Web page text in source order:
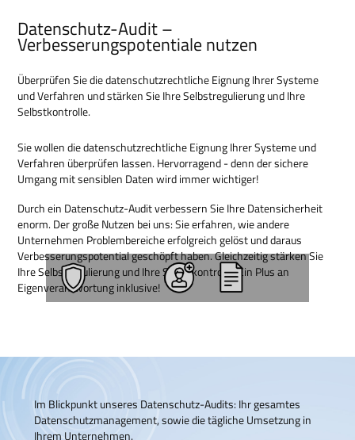
Datenschutz-Audit –
Verbesserungspotentiale nutzen
Überprüfen Sie die datenschutzrechtliche Eignung Ihrer Systeme
und Verfahren und stärken Sie Ihre Selbstregulierung und Ihre
Selbstkontrolle.
Sie wollen die datenschutzrechtliche Eignung Ihrer Systeme und
Verfahren überprüfen lassen. Hervorragend - denn der sichere
Umgang mit sensiblen Daten wird immer wichtiger!
Durch ein Datenschutz-Audit verbessern Sie Ihre Datensicherheit
enorm. Der große Nutzen bei uns: Sie erfahren, wie andere
Unternehmen Problembereiche erfolgreich gelöst und daraus
Verbesserungspotential geschöpft haben. Gleichzeitig stärken Sie
Ihre Selbstregulierung und Ihre Selbstkontrolle. Ein Plus an
Eigenverantwortung inklusive!
Im Blickpunkt unseres Datenschutz-Audits: Ihr gesamtes
Datenschutzmanagement, sowie die tägliche Umsetzung in
Ihrem Unternehmen.